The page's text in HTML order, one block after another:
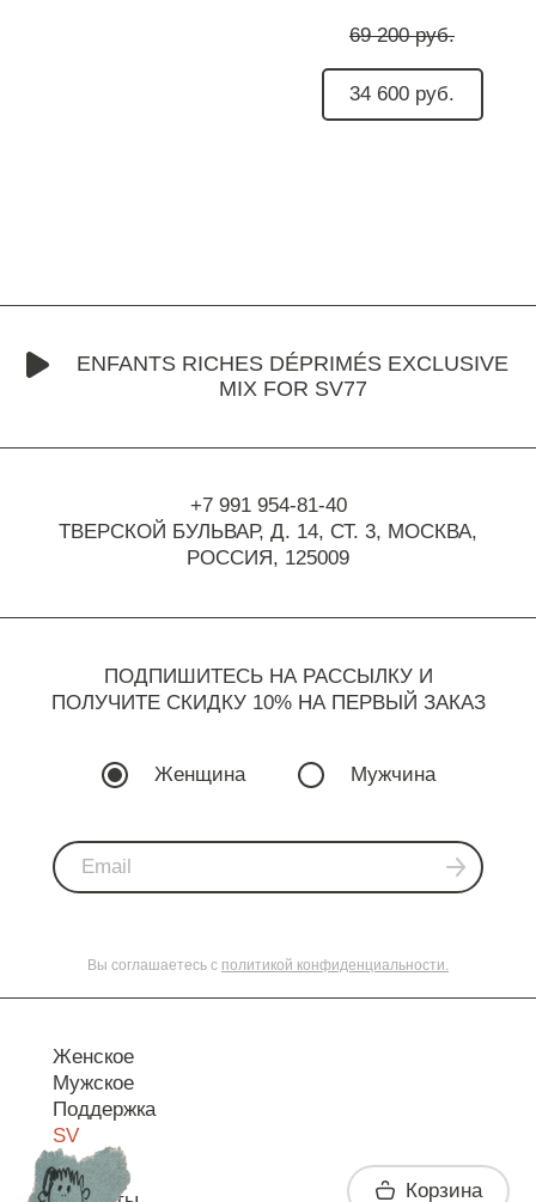
69 200 руб.
34 600 руб.
ENFANTS RICHES DÉPRIMÉS EXCLUSIVE
MIX FOR SV77
+7 991 954-81-40
ТВЕРСКОЙ БУЛЬВАР, Д. 14, СТ. 3, МОСКВА,
РОССИЯ, 125009
ПОДПИШИТЕСЬ НА РАССЫЛКУ И
ПОЛУЧИТЕ СКИДКУ 10% НА ПЕРВЫЙ ЗАКАЗ
Женщина Мужчина
Вы соглашаетесь с политикой конфиденциальности.
Женское
Мужское
Поддержка
SV
Корзина